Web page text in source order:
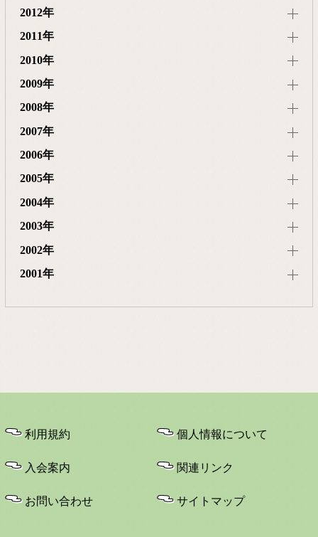
2012年
2011年
2010年
2009年
2008年
2007年
2006年
2005年
2004年
2003年
2002年
2001年
利用規約 個人情報について
入会案内 関連リンク
お問い合わせ サイトマップ